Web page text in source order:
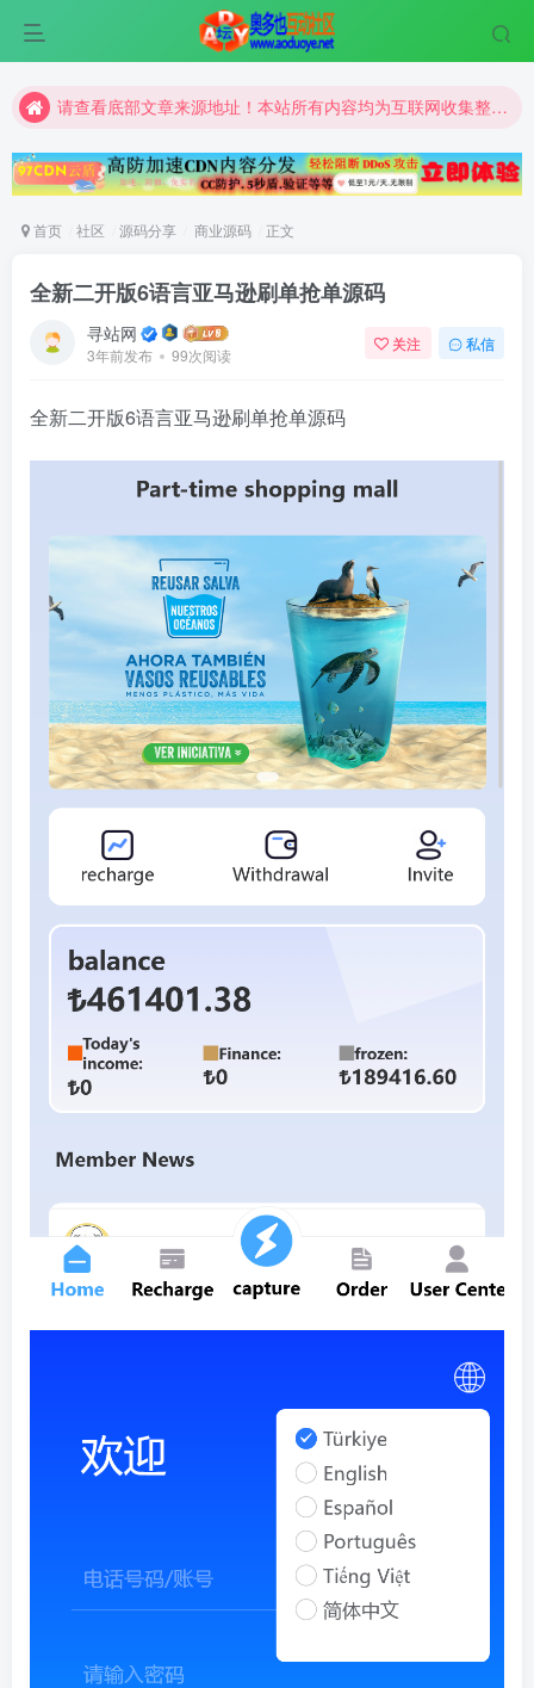
请查看底部文章来源地址！本站所有内容均为互联网收集整理和网友上传。仅限于学习研究，切勿用于商业用途。
请查看底部文章来源地址！本站所有内容均为互联网收集整理和网友上传。仅限于学习研究，切勿用于商业用途。
请查看底部文章来源地址！本站所有内容均为互联网收集整理和网友上传。仅限于学习研究，切勿用于商业用途。
首页 社区 源码分享 商业源码 正文
全新二开版6语言亚马逊刷单抢单源码
寻站网
3年前发布 99次阅读
关注 私信
全新二开版6语言亚马逊刷单抢单源码